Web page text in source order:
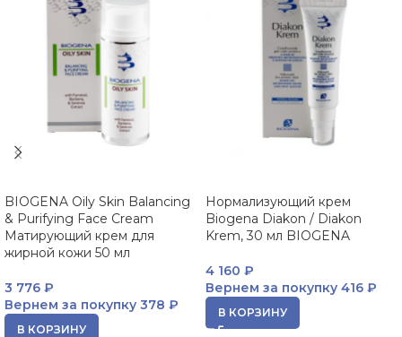
BIOGENA Oily Skin Balancing
& Purifying Face Cream
Матирующий крем для
жирной кожи 50 мл
3 776 ₽
Вернем за покупку 378 ₽
В КОРЗИНУ
Нормализующий крем
Biogena Diakon / Diakon
Krem, 30 мл BIOGENA
4 160 ₽
Вернем за покупку 416 ₽
В КОРЗИНУ